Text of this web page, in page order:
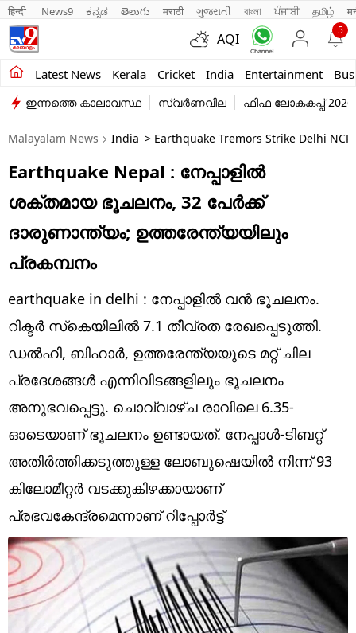
हिन्दी News9 ಕನ್ನಡ తెలుగు मराठी ગુજરાતી বাংলা ਪੰਜਾਬੀ தமிழ்
AQI
5
Latest News Kerala Cricket India Entertainment
Kerala
India
Entertainment
Business
Education
Sports
Lifestyle
world
Technology
Web Story
Photo
Short Videos
ഇന്നത്തെ കാലാവസ്ഥ സ്വർണവില ഫിഫ ലോകകപ്പ് 2026
Malayalam News India > Earthquake Tremors Strike Delhi NCR
Earthquake Nepal : നേപ്പാളില്‍
ശക്തമായ ഭൂചലനം, 32 പേര്‍ക്ക്
ദാരുണാന്ത്യം; ഉത്തരേന്ത്യയിലും
പ്രകമ്പനം
earthquake in delhi : നേപ്പാളില്‍ വന്‍ ഭൂചലനം.
റിക്ടര്‍ സ്‌കെയിലില്‍ 7.1 തീവ്രത രേഖപ്പെടുത്തി.
ഡല്‍ഹി, ബിഹാര്‍, ഉത്തരേന്ത്യയുടെ മറ്റ് ചില
പ്രദേശങ്ങള്‍ എന്നിവിടങ്ങളിലും ഭൂചലനം
അനുഭവപ്പെട്ടു. ചൊവ്വാഴ്ച രാവിലെ 6.35-
ഓടെയാണ് ഭൂചലനം ഉണ്ടായത്. നേപ്പാൾ-ടിബറ്റ്
അതിർത്തിക്കടുത്തുള്ള ലോബുഷെയിൽ നിന്ന് 93
കിലോമീറ്റർ വടക്കുകിഴക്കായാണ്
പ്രഭവകേന്ദ്രമെന്നാണ് റിപ്പോര്‍ട്ട്